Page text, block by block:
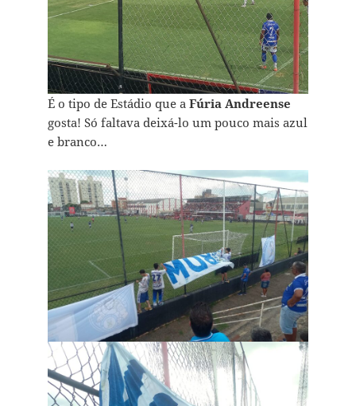
É o tipo de Estádio que a Fúria Andreense
gosta! Só faltava deixá-lo um pouco mais azul
e branco…